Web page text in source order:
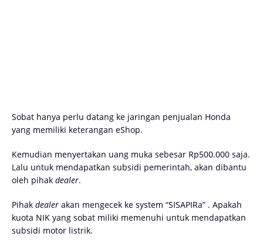
Sobat hanya perlu datang ke jaringan penjualan Honda
yang memiliki keterangan eShop.
Kemudian menyertakan uang muka sebesar Rp500.000 saja.
Lalu untuk mendapatkan subsidi pemerintah, akan dibantu
oleh pihak dealer.
Pihak dealer akan mengecek ke system “SISAPIRa” . Apakah
kuota NIK yang sobat miliki memenuhi untuk mendapatkan
subsidi motor listrik.